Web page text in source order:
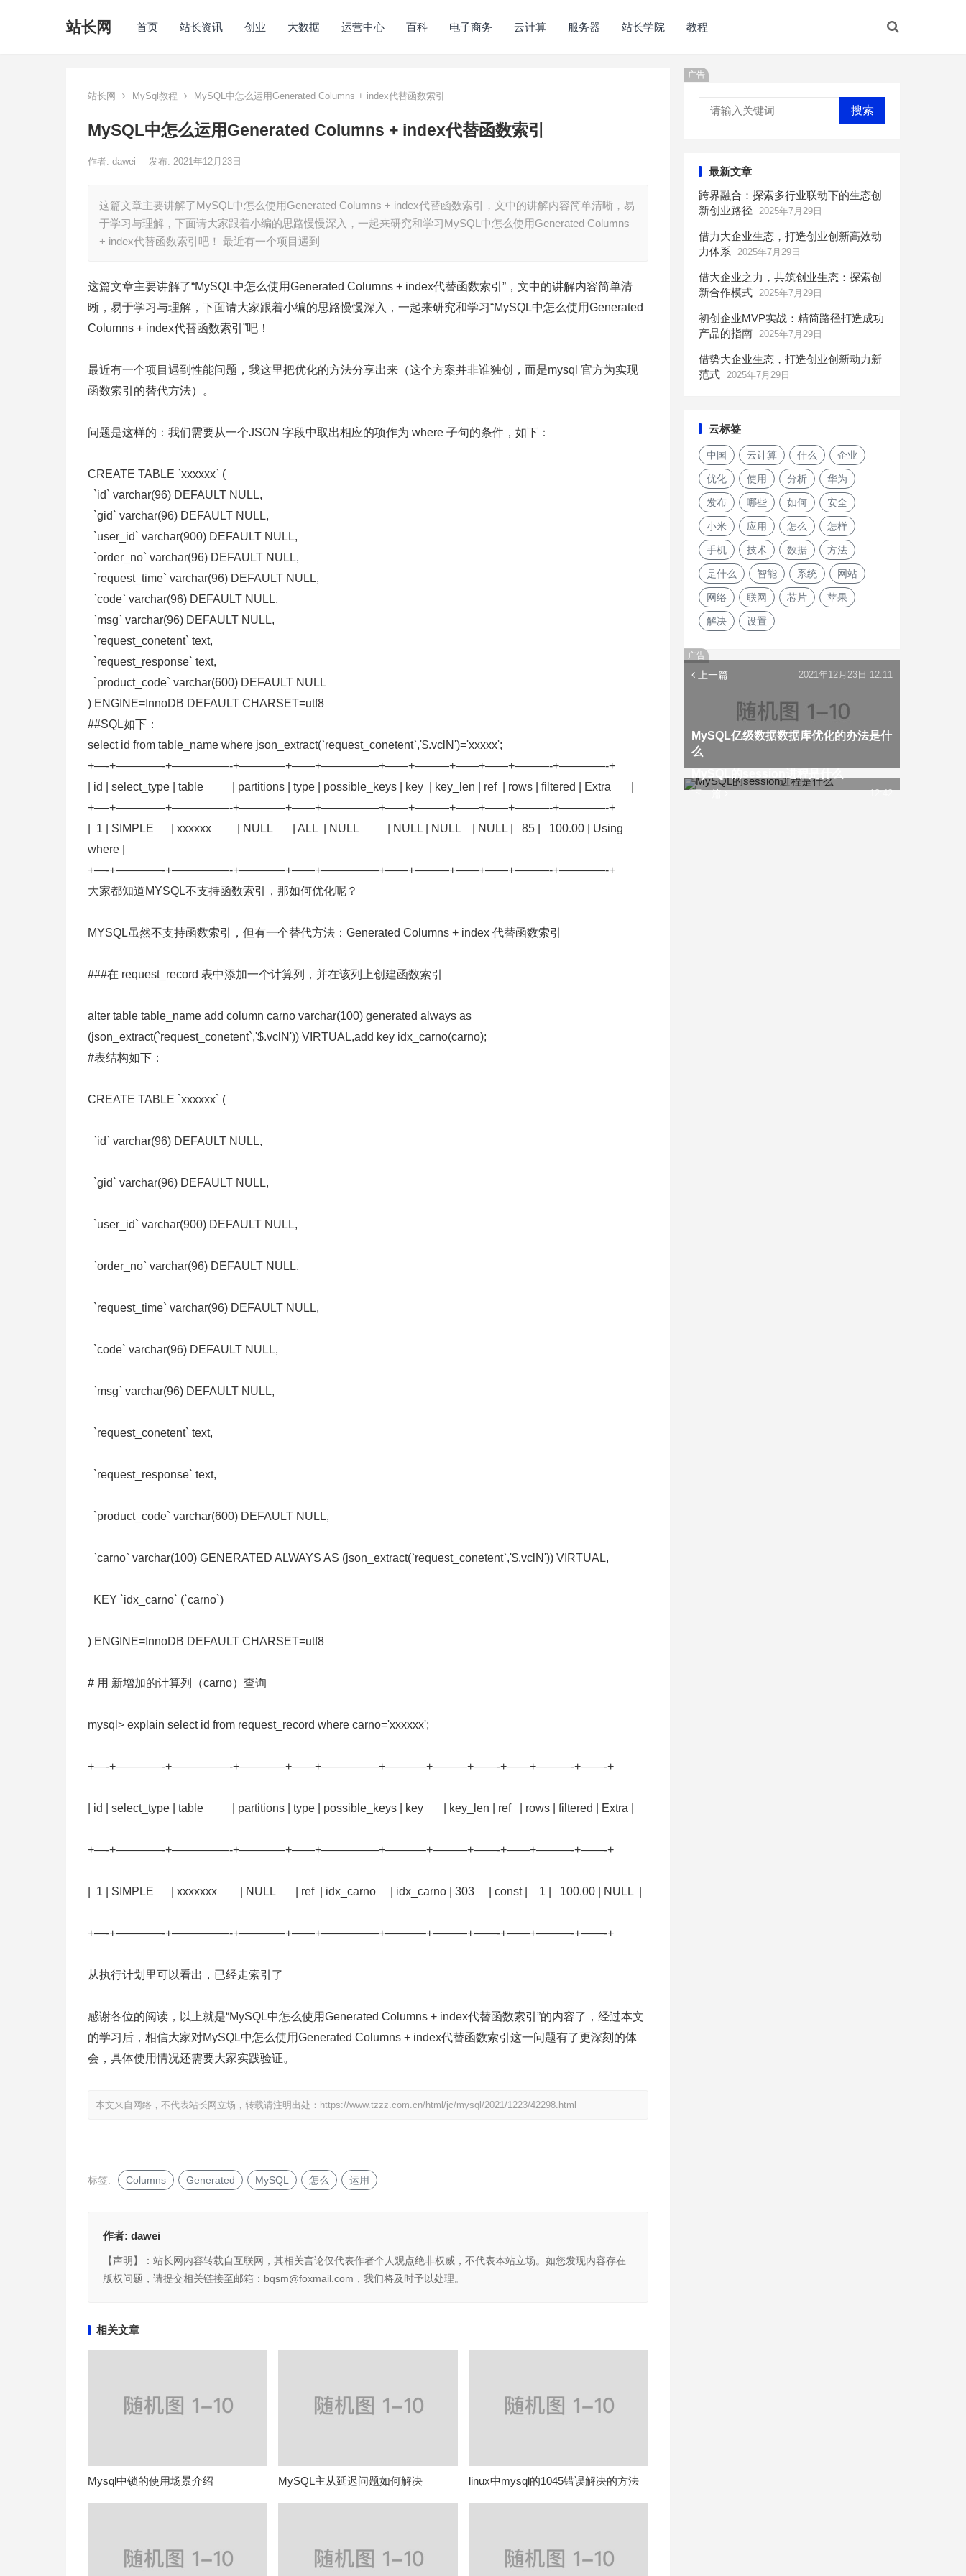
站长网 首页 站长资讯 创业 大数据 运营中心 百科 电子商务 云计算 服务器 站长学院 教程
站长网 MySql教程 MySQL中怎么运用Generated Columns + index代替函数索引
MySQL中怎么运用Generated Columns + index代替函数索引
作者: dawei 发布: 2021年12月23日
这篇文章主要讲解了MySQL中怎么使用Generated Columns + index代替函数索引，文中的讲解内容简单清晰，易
于学习与理解，下面请大家跟着小编的思路慢慢深入，一起来研究和学习MySQL中怎么使用Generated Columns
+ index代替函数索引吧！ 最近有一个项目遇到
这篇文章主要讲解了“MySQL中怎么使用Generated Columns + index代替函数索引”，文中的讲解内容简单清
晰，易于学习与理解，下面请大家跟着小编的思路慢慢深入，一起来研究和学习“MySQL中怎么使用Generated
Columns + index代替函数索引”吧！
最近有一个项目遇到性能问题，我这里把优化的方法分享出来（这个方案并非谁独创，而是mysql 官方为实现
函数索引的替代方法）。
问题是这样的：我们需要从一个JSON 字段中取出相应的项作为 where 子句的条件，如下：
CREATE TABLE `xxxxxx` (
`id` varchar(96) DEFAULT NULL,
`gid` varchar(96) DEFAULT NULL,
`user_id` varchar(900) DEFAULT NULL,
`order_no` varchar(96) DEFAULT NULL,
`request_time` varchar(96) DEFAULT NULL,
`code` varchar(96) DEFAULT NULL,
`msg` varchar(96) DEFAULT NULL,
`request_conetent` text,
`request_response` text,
`product_code` varchar(600) DEFAULT NULL
) ENGINE=InnoDB DEFAULT CHARSET=utf8
##SQL如下：
select id from table_name where json_extract(`request_conetent`,'$.vclN')='xxxxx';
+—-+————-+—————-+————+——+—————+——+———+——+——+———-+————-+
| id | select_type | table | partitions | type | possible_keys | key | key_len | ref | rows | filtered | Extra |
+—-+————-+—————-+————+——+—————+——+———+——+——+———-+————-+
| 1 | SIMPLE | xxxxxx | NULL | ALL | NULL | NULL | NULL | NULL | 85 | 100.00 | Using
where |
+—-+————-+—————-+————+——+—————+——+———+——+——+———-+————-+
大家都知道MYSQL不支持函数索引，那如何优化呢？
MYSQL虽然不支持函数索引，但有一个替代方法：Generated Columns + index 代替函数索引
###在 request_record 表中添加一个计算列，并在该列上创建函数索引
alter table table_name add column carno varchar(100) generated always as
(json_extract(`request_conetent`,'$.vclN')) VIRTUAL,add key idx_carno(carno);
#表结构如下：
CREATE TABLE `xxxxxx` (
`id` varchar(96) DEFAULT NULL,
`gid` varchar(96) DEFAULT NULL,
`user_id` varchar(900) DEFAULT NULL,
`order_no` varchar(96) DEFAULT NULL,
`request_time` varchar(96) DEFAULT NULL,
`code` varchar(96) DEFAULT NULL,
`msg` varchar(96) DEFAULT NULL,
`request_conetent` text,
`request_response` text,
`product_code` varchar(600) DEFAULT NULL,
`carno` varchar(100) GENERATED ALWAYS AS (json_extract(`request_conetent`,'$.vclN')) VIRTUAL,
KEY `idx_carno` (`carno`)
) ENGINE=InnoDB DEFAULT CHARSET=utf8
# 用 新增加的计算列（carno）查询
mysql> explain select id from request_record where carno='xxxxxx';
+—-+————-+—————-+————+——+—————+———–+———+——-+——+———-+——-+
| id | select_type | table | partitions | type | possible_keys | key | key_len | ref | rows | filtered | Extra |
+—-+————-+—————-+————+——+—————+———–+———+——-+——+———-+——-+
| 1 | SIMPLE | xxxxxxx | NULL | ref | idx_carno | idx_carno | 303 | const | 1 | 100.00 | NULL |
+—-+————-+—————-+————+——+—————+———–+———+——-+——+———-+——-+
从执行计划里可以看出，已经走索引了
感谢各位的阅读，以上就是“MySQL中怎么使用Generated Columns + index代替函数索引”的内容了，经过本文
的学习后，相信大家对MySQL中怎么使用Generated Columns + index代替函数索引这一问题有了更深刻的体
会，具体使用情况还需要大家实践验证。
本文来自网络，不代表站长网立场，转载请注明出处： https://www.tzzz.com.cn/html/jc/mysql/2021/1223/42298.html
标签: Columns Generated MySQL 怎么 运用
作者: dawei
【声明】：站长网内容转载自互联网，其相关言论仅代表作者个人观点绝非权威，不代表本站立场。如您发现内容存在
版权问题，请提交相关链接至邮箱：bqsm@foxmail.com，我们将及时予以处理。
相关文章
Mysql中锁的使用场景介绍 MySQL主从延迟问题如何解决 linux中mysql的1045错误解决的方法
广告
搜索
最新文章
跨界融合：探索多行业联动下的生态创
新创业路径
2025年7月29日
借力大企业生态，打造创业创新高效动
力体系
2025年7月29日
借大企业之力，共筑创业生态：探索创
新合作模式 2025年7月29日
初创企业MVP实战：精简路径打造成功
产品的指南 2025年7月29日
借势大企业生态，打造创业创新动力新
范式 2025年7月29日
云标签
中国 云计算 什么 企业
优化 使用 分析 华为
发布 哪些 如何 安全
小米 应用 怎么 怎样
手机 技术 数据 方法
是什么 智能 系统 网站
网络 联网 芯片 苹果
解决 设置
广告
上一篇
MySQL亿级数据数据库优化的办法是什
么
2021年12月23日 12:11
下一篇 12:42